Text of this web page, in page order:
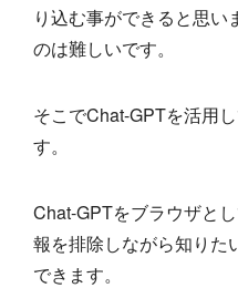
り込む事ができると思
のは難しいです。
そこでChat-GPTを活用
す。
Chat-GPTをブラウザと
報を排除しながら知りた
できます。